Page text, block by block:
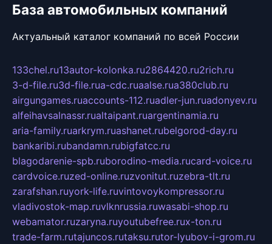
База автомобильных компаний
Актуальный каталог компаний по всей России
133chel.ru13autor-kolonka.ru2864420.ru2rich.ru
3-d-file.ru3d-file.rua-cdc.ruaalse.rua380club.ru
airgungames.ruaccounts-112.ruadler-jun.ruadonyev.ru
alfeihavsalnassr.rualtaipant.ruargentinamia.ru
aria-family.ruarkrym.ruashanet.rubelgorod-day.ru
bankaribi.rubandamn.rubigfatcc.ru
blagodarenie-spb.ruborodino-media.rucard-voice.ru
cardvoice.ruzed-online.ruzvonitut.ruzebra-tlt.ru
zarafshan.ruyork-life.ruvintovoykompressor.ru
vladivostok-map.ruvlknrussia.ruwasabi-shop.ru
webamator.ruzaryna.ruyoutubefree.rux-ton.ru
trade-farm.rutajuncos.rutaksu.rutor-lyubov-i-grom.ru